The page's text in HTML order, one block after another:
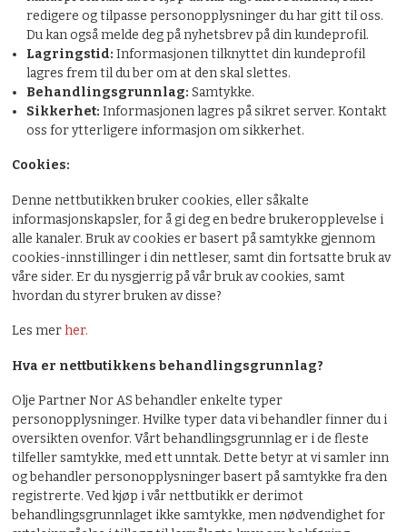
redigere og tilpasse personopplysninger du har gitt til oss.
Du kan også melde deg på nyhetsbrev på din kundeprofil.
Lagringstid: Informasjonen tilknyttet din kundeprofil
lagres frem til du ber om at den skal slettes.
Behandlingsgrunnlag: Samtykke.
Sikkerhet: Informasjonen lagres på sikret server. Kontakt
oss for ytterligere informasjon om sikkerhet.
Cookies:
Denne nettbutikken bruker cookies, eller såkalte
informasjonskapsler, for å gi deg en bedre brukeropplevelse i
alle kanaler. Bruk av cookies er basert på samtykke gjennom
cookies-innstillinger i din nettleser, samt din fortsatte bruk av
våre sider. Er du nysgjerrig på vår bruk av cookies, samt
hvordan du styrer bruken av disse?
Les merher.
Hva er nettbutikkens behandlingsgrunnlag?
Olje Partner Nor AS behandler enkelte typer
personopplysninger. Hvilke typer data vi behandler finner du i
oversikten ovenfor. Vårt behandlingsgrunnlag er i de fleste
tilfeller samtykke, med ett unntak. Dette betyr at vi samler inn
og behandler personopplysninger basert på samtykke fra den
registrerte. Ved kjøp i vår nettbutikk er derimot
behandlingsgrunnlaget ikke samtykke, men nødvendighet for